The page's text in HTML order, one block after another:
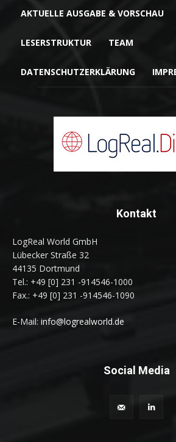
AKTUELLE AUSGABE & VORSCHAU
LESERSTRUKTUR TEAM
DATENSCHUTZERKLÄRUNG
Kontakt
LogReal World GmbH
Lübecker Straße 32
44135 Dortmund
Tel.: +49 [0] 231 -914546-1000
Fax.: +49 [0] 231 -914546-1090
E-Mail: info@logrealworld.de
Social Media